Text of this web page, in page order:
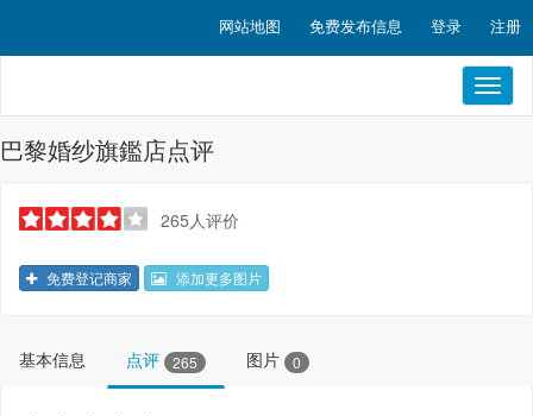
网站地图 免费发布信息 登录 注册
巴黎婚纱旗鑑店点评
265人评价
免费登记商家 添加更多图片
基本信息 点评 265 图片 0